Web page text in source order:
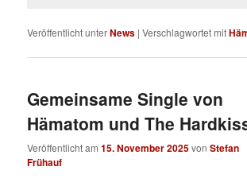
Veröffentlicht unterNews |Verschlagwortet mit
Gemeinsame Single von
Hämatom und The
Veröffentlicht am15. November 2025vonStefan
Frühauf